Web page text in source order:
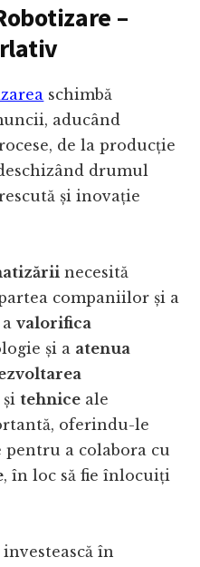
–
schimbă
aducând
de la producție
drumul
și inovație
necesită
companiilor și a
avalorifica
și a atenua
șitehnice ale
oferindu-le
a colabora cu
, în loc să fie înlocuiți
în